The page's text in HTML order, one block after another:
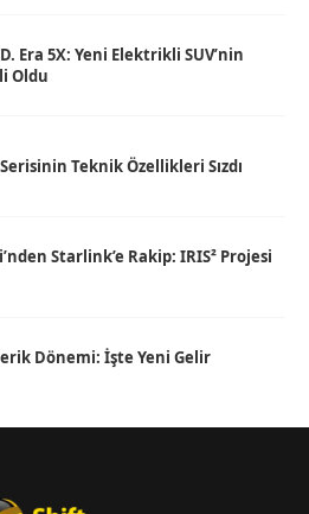
Era 5X: Yeni Elektrikli SUV’nin
Oldu
Teknik Özellikleri Sızdı
Starlink’e Rakip: IRIS² Projesi
Dönemi: İşte Yeni Gelir